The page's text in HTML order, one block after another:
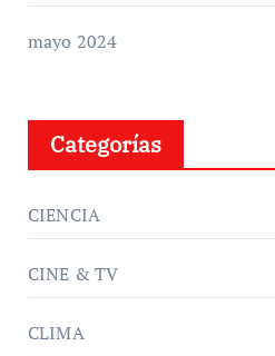
mayo 2024
Categorías
CIENCIA
CINE & TV
CLIMA